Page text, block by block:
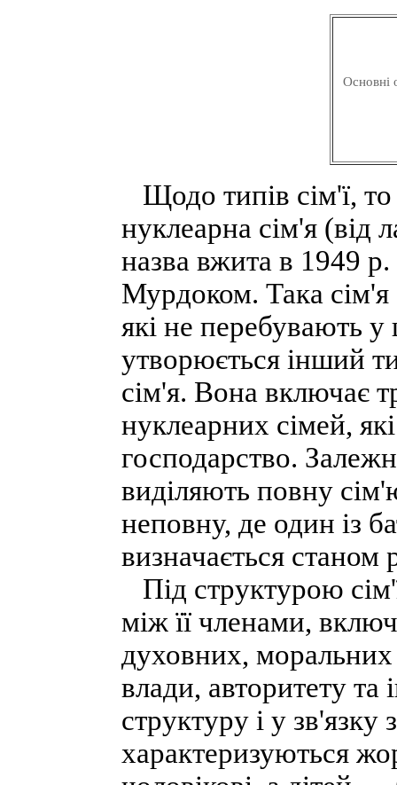
Основні
Щодо типів сім'ї,
нуклеарна сім'я (від
назва вжита в 1949
Мурдоком. Така сім'я
які не перебувають
утворюється інший
сім'я. Вона включає
нуклеарних сімей,
господарство.
виділяють повну
неповну, де один із
визначається станом
Під структурою
між її членами,
духовних, моральних
влади, авторитету та
структуру і у зв'язку
характеризуються